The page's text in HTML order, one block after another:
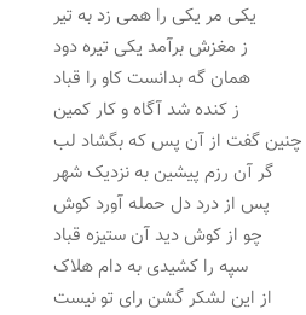
یکی مر یکی را همی زد به تیر
ز مغزش برآمد یکی تیره دود
همان گه بدانست کاو را قباد
ز کنده شد آگاه و کار کمین
چنین گفت از آن پس که بگشاد لب
گر آن رزم پیشین به نزدیک شهر
پس از درد دل حمله آورد کوش
چو از کوش دید آن ستیزه قباد
سپه را کشیدی به دام هلاک
از این لشکر گشن رای تو نیست